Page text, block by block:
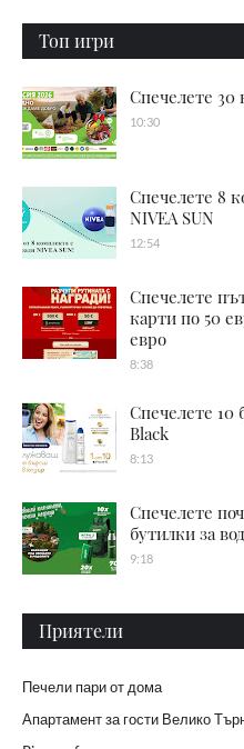
Топ игри
Спечелете 30
10:30
Спечелете 8
NIVEA SUN
12:54
Спечелете
карти по 50
евро
8:38
Спечелете 10
Black
8:13
Спечелете
бутилки за
9:18
Приятели
Печели пари от дома
Апартамент за гости Велико